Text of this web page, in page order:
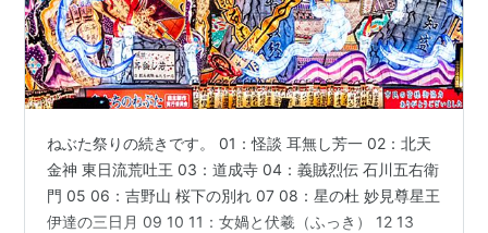
ねぶた祭りの続きです。 01：怪談 耳無し芳一 02：北天
金神 東日流荒吐王 03：道成寺 04：義賊烈伝 石川五右衛
門 05 06：吉野山 桜下の別れ 07 08：星の杜 妙見尊星王
伊達の三日月 09 10 11：女媧と伏羲（ふっき） 12 13